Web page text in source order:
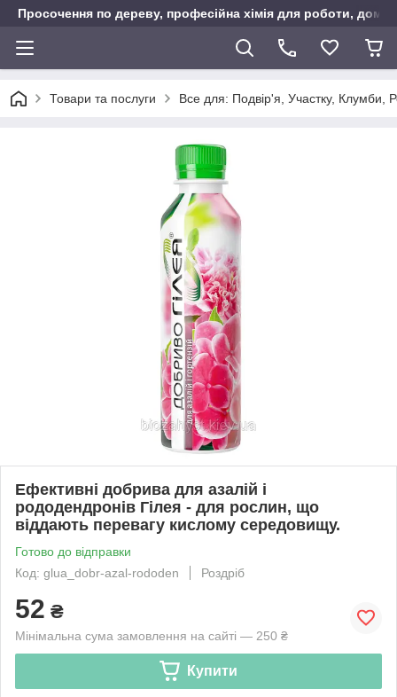
Просочення по дереву, професійна хімія для роботи,
Товари та послуги Все для: Подвір'я, Участку, Клумби,
Ефективні добрива для азалій і
рододендронів Гілея - для рослин, що
віддають перевагу кислому середовищу.
Готово до відправки
Код: glua_dobr-azal-rododen
Роздріб
52 ₴
Мінімальна сума замовлення на сайті — 250 ₴
Купити